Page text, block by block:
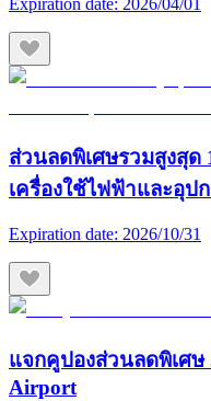
Expiration date: 2026/04/01
ส่วนลดพิเศษรวมสูงสุด
เครื่องใช้ไฟฟ้าและอุ
Expiration date: 2026/10/31
แจกคูปองส่วนลดพิเศษ
Airport